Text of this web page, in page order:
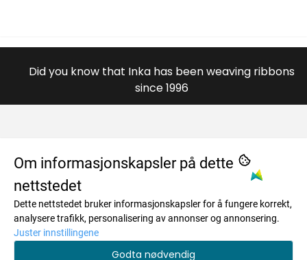
Did you know that Inka has been weaving ribbons
since 1996
OM OSS
984996446
Savkadasmadii 17
9730 Karasjok
MENY
Om oss
Salgsbetingelser
INFO
Om informasjonskapsler på dette
nettstedet
Dette nettstedet bruker informasjonskapsler for å fungere korrekt,
analysere trafikk, personalisering av annonser og annonsering.
Juster innstillingene
Godta nødvendig